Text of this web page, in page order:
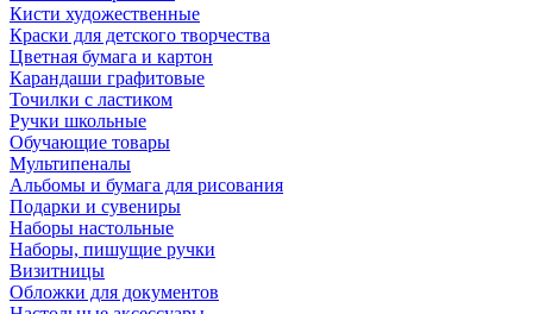
Кисти художественные
Краски для детского творчества
Цветная бумага и картон
Карандаши графитовые
Точилки с ластиком
Ручки школьные
Обучающие товары
Мультипеналы
Альбомы и бумага для рисования
Подарки и сувениры
Наборы настольные
Наборы, пишущие ручки
Визитницы
Обложки для документов